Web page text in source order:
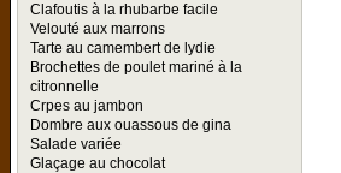
Clafoutis à la rhubarbe facile
Velouté aux marrons
Tarte au camembert de lydie
Brochettes de poulet mariné à la
citronnelle
Crpes au jambon
Dombre aux ouassous de gina
Salade variée
Glaçage au chocolat